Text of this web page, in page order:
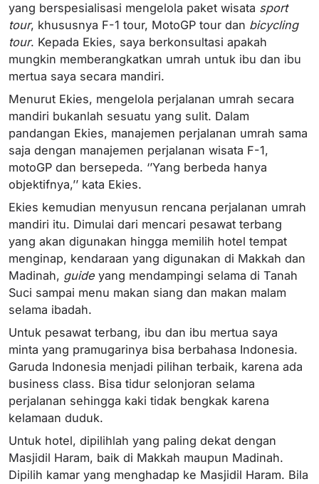
yang berspesialisasi mengelola paket wisata sport
tour, khususnya F-1 tour, MotoGP tour dan bicycling
tour. Kepada Ekies, saya berkonsultasi apakah
mungkin memberangkatkan umrah untuk ibu dan ibu
mertua saya secara mandiri.
Menurut Ekies, mengelola perjalanan umrah secara
mandiri bukanlah sesuatu yang sulit. Dalam
pandangan Ekies, manajemen perjalanan umrah sama
saja dengan manajemen perjalanan wisata F-1,
motoGP dan bersepeda. ‘’Yang berbeda hanya
objektifnya,’’ kata Ekies.
Ekies kemudian menyusun rencana perjalanan umrah
mandiri itu. Dimulai dari mencari pesawat terbang
yang akan digunakan hingga memilih hotel tempat
menginap, kendaraan yang digunakan di Makkah dan
Madinah, guide yang mendampingi selama di Tanah
Suci sampai menu makan siang dan makan malam
selama ibadah.
Untuk pesawat terbang, ibu dan ibu mertua saya
minta yang pramugarinya bisa berbahasa Indonesia.
Garuda Indonesia menjadi pilihan terbaik, karena ada
business class. Bisa tidur selonjoran selama
perjalanan sehingga kaki tidak bengkak karena
kelamaan duduk.
Untuk hotel, dipilihlah yang paling dekat dengan
Masjidil Haram, baik di Makkah maupun Madinah.
Dipilih kamar yang menghadap ke Masjidil Haram. Bila